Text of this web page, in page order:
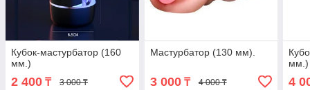
Кубок-мастурбатор (160
мм.)
2 400 ₸ 3 000 ₸
Мастурбатор (130 мм).
3 000₸ 4 000 ₸
мм.)
4